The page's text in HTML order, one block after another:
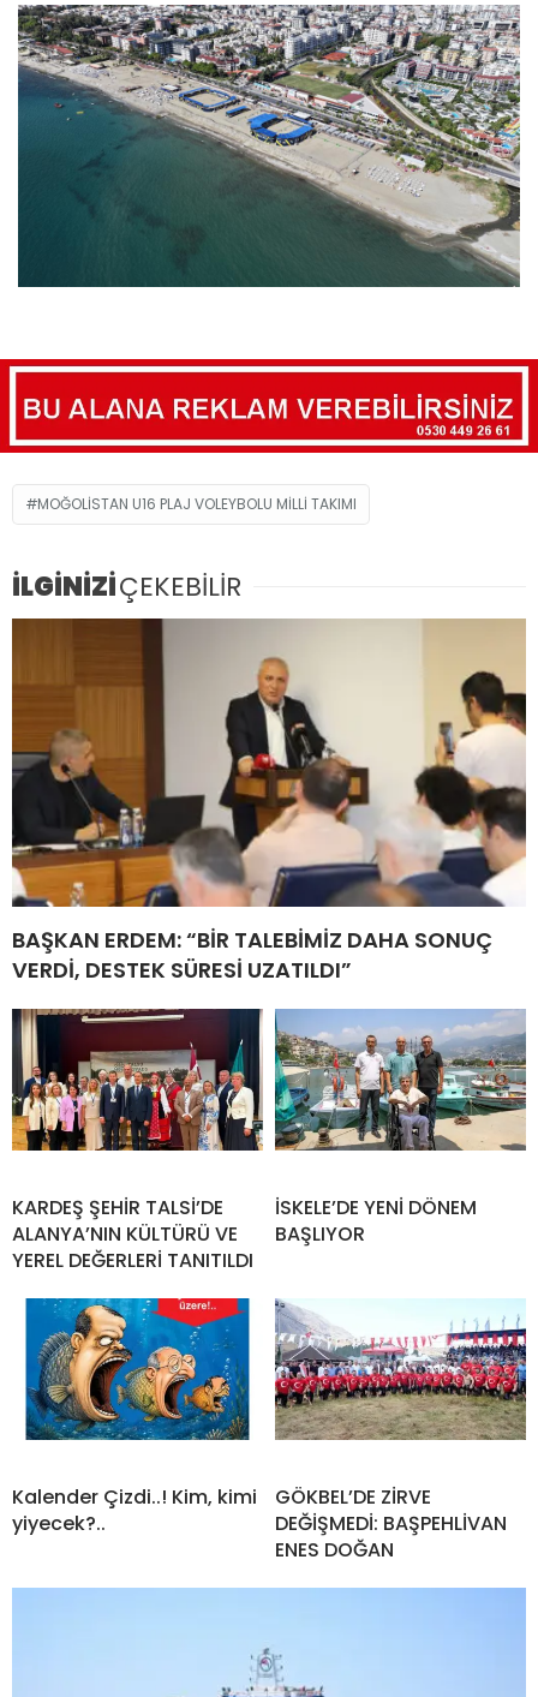
MOĞOLİSTAN U16 PLAJ VOLEYBOLU MİLLİ TAKIMI
İLGİNİZİÇEKEBİLİR
BAŞKAN ERDEM: “BİR TALEBİMİZ DAHA SONUÇ
VERDİ, DESTEK SÜRESİ UZATILDI”
KARDEŞ ŞEHİR TALSİ’DE
ALANYA’NIN KÜLTÜRÜ VE
YEREL DEĞERLERİ TANITILDI
İSKELE’DE YENİ DÖNEM
BAŞLIYOR
Kalender Çizdi..! Kim, kimi
yiyecek?..
GÖKBEL’DE ZİRVE
DEĞİŞMEDİ: BAŞPEHLİVAN
ENES DOĞAN